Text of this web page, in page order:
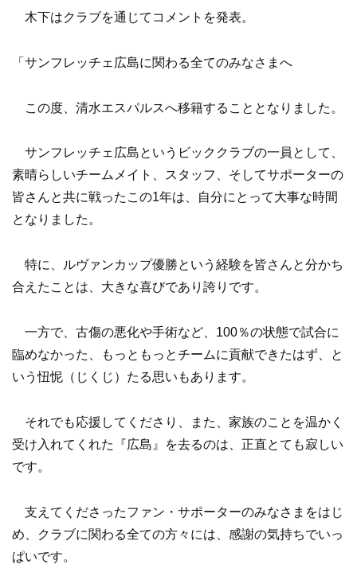
木下はクラブを通じてコメントを発表。
「サンフレッチェ広島に関わる全てのみなさまへ
この度、清水エスパルスへ移籍することとなりました。
サンフレッチェ広島というビッククラブの一員として、
素晴らしいチームメイト、スタッフ、そしてサポーターの
皆さんと共に戦ったこの1年は、自分にとって大事な時間
となりました。
特に、ルヴァンカップ優勝という経験を皆さんと分かち
合えたことは、大きな喜びであり誇りです。
一方で、古傷の悪化や手術など、100％の状態で試合に
臨めなかった、もっともっとチームに貢献できたはず、と
いう忸怩（じくじ）たる思いもあります。
それでも応援してくださり、また、家族のことを温かく
受け入れてくれた『広島』を去るのは、正直とても寂しい
です。
支えてくださったファン・サポーターのみなさまをはじ
め、クラブに関わる全ての方々には、感謝の気持ちでいっ
ぱいです。